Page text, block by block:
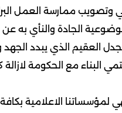
وتصويب ممارسة العمل
الجادة والنأي به
العقيم الذي يبدد
البناء مع الحكومة
لمؤسساتنا الاعلامية